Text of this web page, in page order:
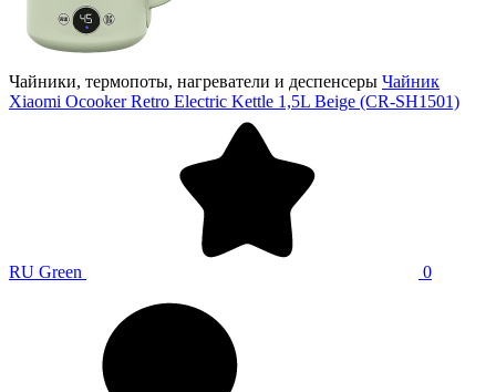
Чайники, термопоты, нагреватели и деспенсеры Чайник
Xiaomi Ocooker Retro Electric Kettle 1,5L Beige (CR-SH1501)
RU Green 0